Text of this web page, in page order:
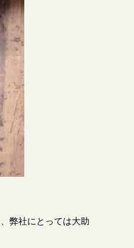
弊社にとっては大助